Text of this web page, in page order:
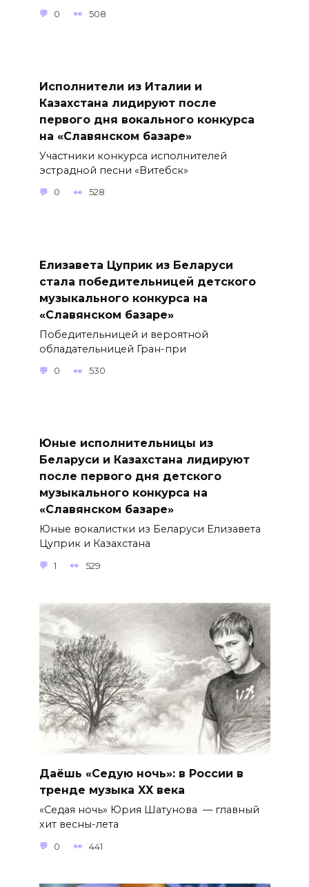
0 508
Исполнители из Италии и
Казахстана лидируют после
первого дня вокального конкурса
на «Славянском базаре»
Участники конкурса исполнителей
эстрадной песни «Витебск»
0 528
Елизавета Цуприк из Беларуси
стала победительницей детского
музыкального конкурса на
«Славянском базаре»
Победительницей и вероятной
обладательницей Гран-при
0 530
Юные исполнительницы из
Беларуси и Казахстана лидируют
после первого дня детского
музыкального конкурса на
«Славянском базаре»
Юные вокалистки из Беларуси Елизавета
Цуприк и Казахстана
1 529
Даёшь «Седую ночь»: в России в
тренде музыка XX века
«Седая ночь» Юрия Шатунова — главный
хит весны-лета
0 441